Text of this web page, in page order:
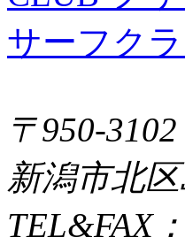
〒950-3102
新潟市北
TEL&FAX